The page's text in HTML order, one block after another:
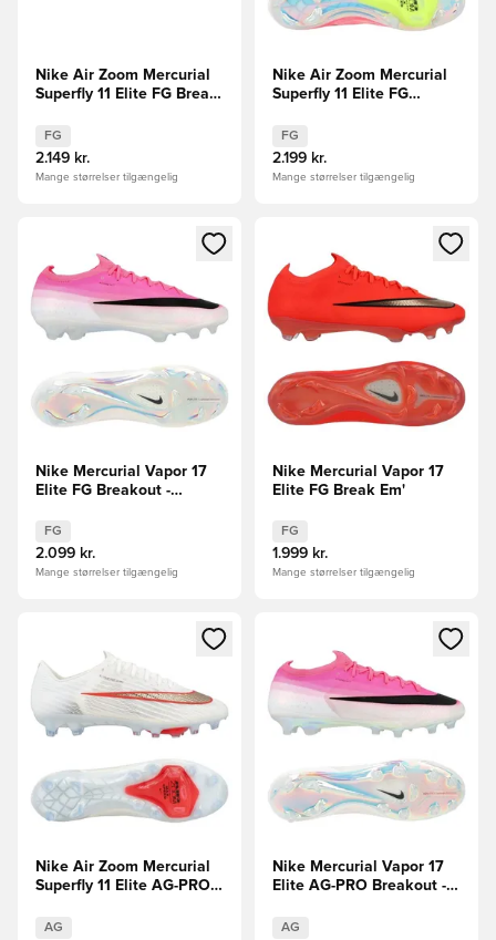
Nike Air Zoom Mercurial
Superfly 11 Elite FG Break
FG
2.149 kr.
Mange størrelser tilgængelig
Nike Air Zoom Mercurial
Superfly 11 Elite FG
FG
2.199 kr.
Mange størrelser tilgængelig
Åbner en Modal til at logge ind eller tilmelde dig som
Nike Mercurial Vapor 17
Elite FG Breakout -
FG
2.099 kr.
Mange størrelser tilgængelig
Åbner en Modal til at logge
Nike Mercurial Vapor 17
Elite FG Break Em'
FG
1.999 kr.
Mange størrelser tilgængelig
Åbner en Modal til at logge ind eller tilmelde dig som
Nike Air Zoom Mercurial
Superfly 11 Elite AG-PRO
AG
Åbner en Modal til at logge
Nike Mercurial Vapor 17
Elite AG-PRO Breakout -
AG